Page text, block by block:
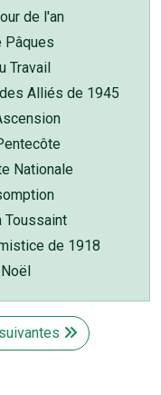
de l'an
Pâques
Travail
Alliés de 1945
Nationale
Toussaint
de 1918